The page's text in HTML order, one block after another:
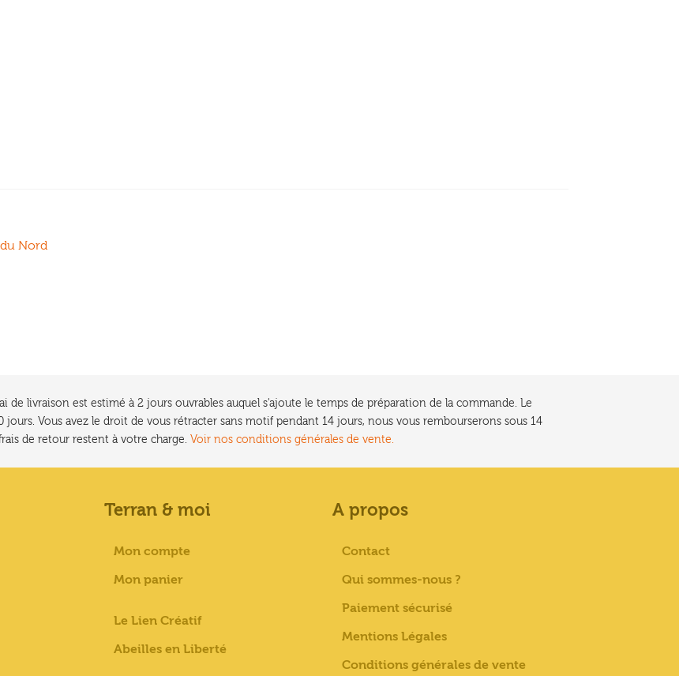
Nord
de livraison est estimé à 2 jours ouvrables auquel s'ajoute le temps de préparation de la commande. Le
Vous avez le droit de vous rétracter sans motif pendant 14 jours, nous vous rembourserons sous 14
de retour restent à votre charge. Voir nos conditions générales de vente.
Terran & moi
Mon compte
Mon panier
Le Lien Créatif
Abeilles en Liberté
A propos
Contact
Qui sommes-nous ?
Paiement sécurisé
Mentions Légales
Conditions générales de vente